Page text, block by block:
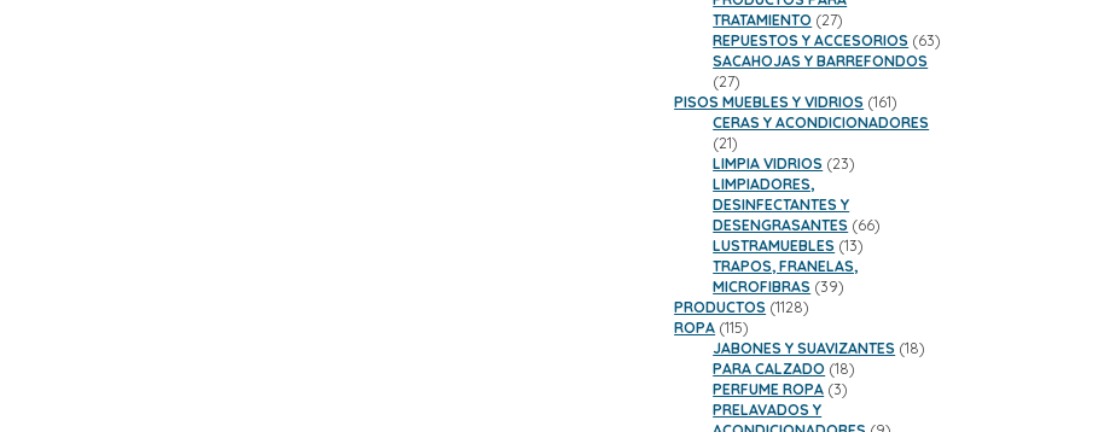
TRATAMIENTO 2727
productos
REPUESTOS Y ACCESORIOS 6363
SACAHOJAS Y BARREFONDOS
2727
productos
PISOS MUEBLES Y VIDRIOS 161161
productos
CERAS Y ACONDICIONADORES
2121
productos
LIMPIA VIDRIOS 2323
LIMPIADORES,
DESINFECTANTES Y
DESENGRASANTES 6666
LUSTRAMUEBLES 1313
TRAPOS, FRANELAS,
MICROFIBRAS 3939
PRODUCTOS 11281128
ROPA 115115
productos
JABONES Y SUAVIZANTES 1818
PARA CALZADO 1818
PERFUME ROPA 33
PRELAVADOS Y